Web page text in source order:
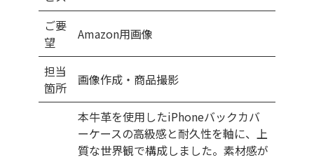
ご要
望
Amazon用画像
担当
箇所
画像作成・商品撮影
本牛革を使用したiPhoneバックカバ
ーケースの高級感と耐久性を軸に、上
質な世界観で構成しました。素材感が